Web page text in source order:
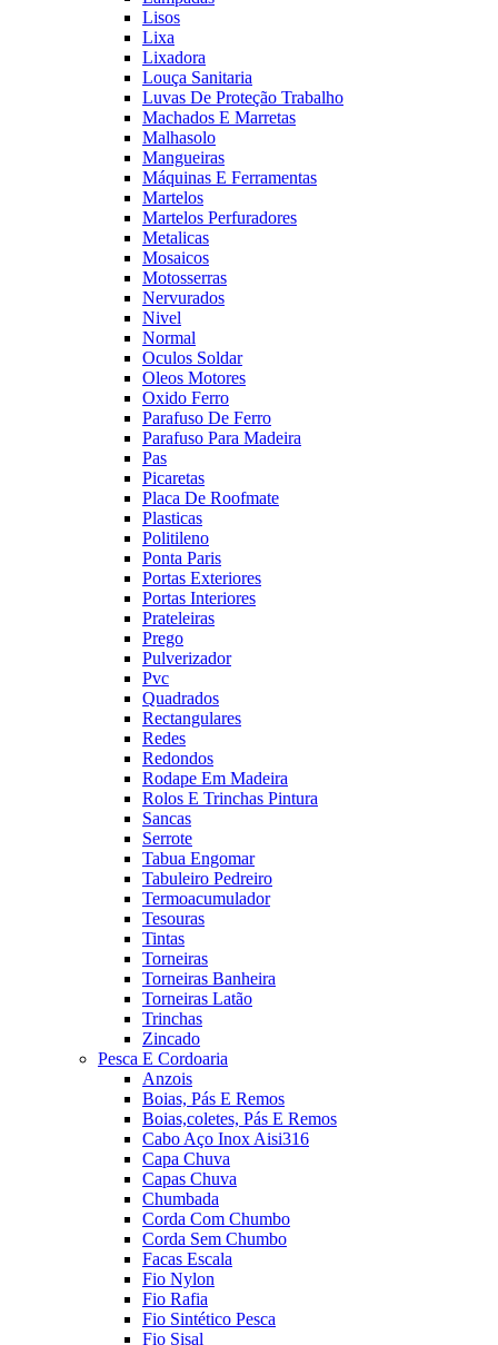
Lisos
Lixa
Lixadora
Louça Sanitaria
Luvas De Proteção Trabalho
Machados E Marretas
Malhasolo
Mangueiras
Máquinas E Ferramentas
Martelos
Martelos Perfuradores
Metalicas
Mosaicos
Motosserras
Nervurados
Nivel
Normal
Oculos Soldar
Oleos Motores
Oxido Ferro
Parafuso De Ferro
Parafuso Para Madeira
Pas
Picaretas
Placa De Roofmate
Plasticas
Politileno
Ponta Paris
Portas Exteriores
Portas Interiores
Prateleiras
Prego
Pulverizador
Pvc
Quadrados
Rectangulares
Redes
Redondos
Rodape Em Madeira
Rolos E Trinchas Pintura
Sancas
Serrote
Tabua Engomar
Tabuleiro Pedreiro
Termoacumulador
Tesouras
Tintas
Torneiras
Torneiras Banheira
Torneiras Latão
Trinchas
Zincado
Pesca E Cordoaria
Anzois
Boias, Pás E Remos
Boias,coletes, Pás E Remos
Cabo Aço Inox Aisi316
Capa Chuva
Capas Chuva
Chumbada
Corda Com Chumbo
Corda Sem Chumbo
Facas Escala
Fio Nylon
Fio Rafia
Fio Sintético Pesca
Fio Sisal